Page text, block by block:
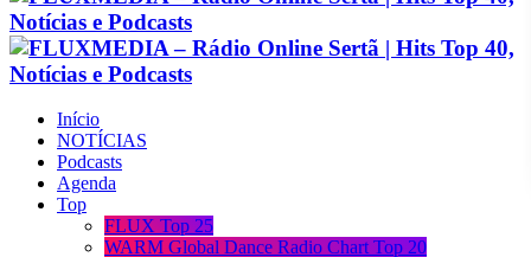
Início
NOTÍCIAS
Podcasts
Agenda
Top
FLUX Top 25
WARM Global Dance Radio Chart Top 20